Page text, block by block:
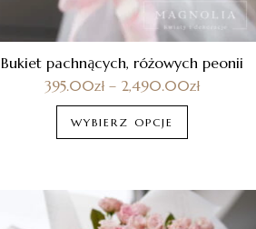
Bukiet pachnących, różowych peonii
395.00zł – 2,490.00zł
WYBIERZ OPCJE